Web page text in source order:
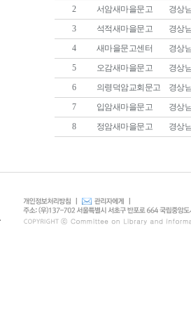
2
서암새마을문고
경상
3
석적새마을문고
경상
4
새마을문고센터
경상
5
오감새마을문고
경상
6
의령덕암교회문고
경상
7
입암새마을문고
경상
8
정암새마을문고 경상